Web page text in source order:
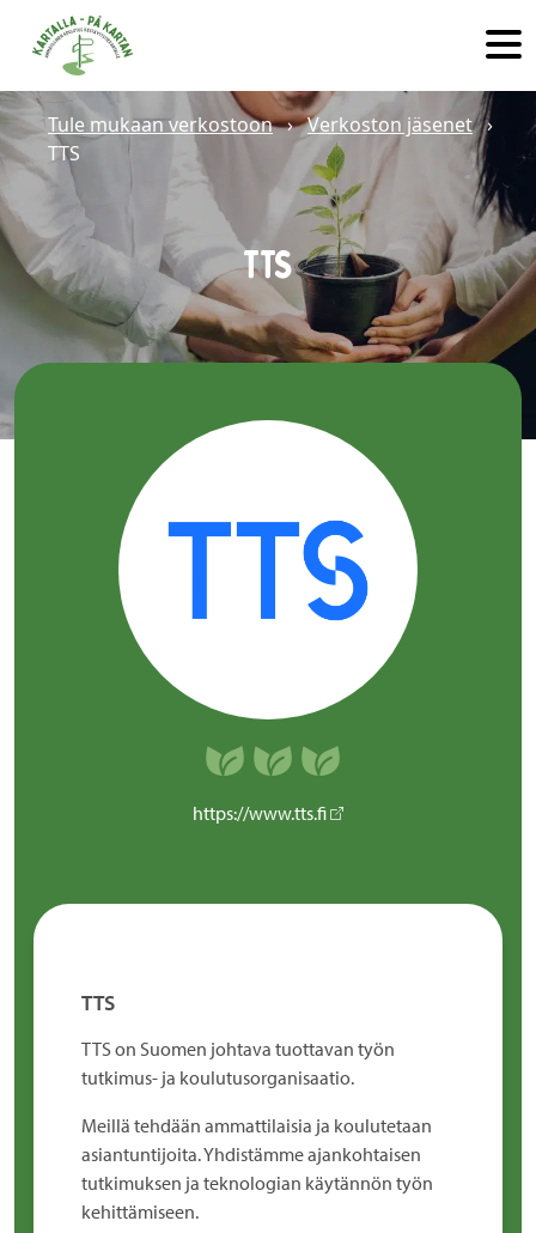
Hyppää sisältöön
Tule mukaan verkostoon › Verkoston jäsenet ›
TTS
TTS
https://www.tts.fi
TTS
TTS on Suomen johtava tuottavan työn
tutkimus- ja koulutusorganisaatio.
Meillä tehdään ammattilaisia ja koulutetaan
asiantuntijoita. Yhdistämme ajankohtaisen
tutkimuksen ja teknologian käytännön työn
kehittämiseen.